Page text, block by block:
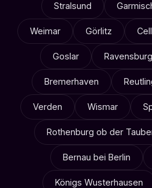
Stralsund
Weimar Görlitz
Goslar Ravensburg
Bremerhaven
Verden Wismar
Rothenburg ob der
Bernau bei Berlin
Königs Wusterhausen